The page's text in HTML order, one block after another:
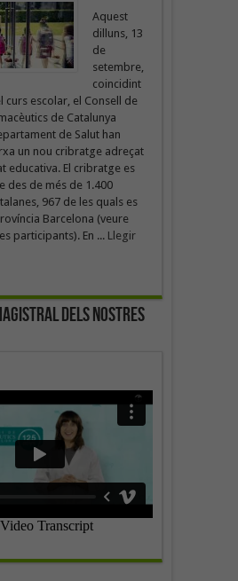
Aquest
dilluns, 13
de
setembre,
coincidint
curs escolar, el Consell de
de Catalunya
de Salut han
un nou cribratge adreçat
educativa. El cribratge es
des de més de 1.400
967 de les quals es
Barcelona (veure
participants). En ... Llegir
dels nostres